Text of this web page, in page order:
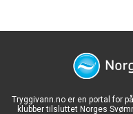
Tryggivann.no er en portal for
klubber tilsluttet Norges